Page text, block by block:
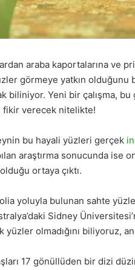
araba kaportalarına ve
görmeye yatkın
biliniyor. Yeni bir çalışma,
verecek nitelikte!
bu hayali yüzleri gerçek
araştırma sonucunda ise
ortaya çıktı.
yoluyla bulunan sahte
Sidney
olmadığını biliyoruz,
17 gönüllüden bir dizi